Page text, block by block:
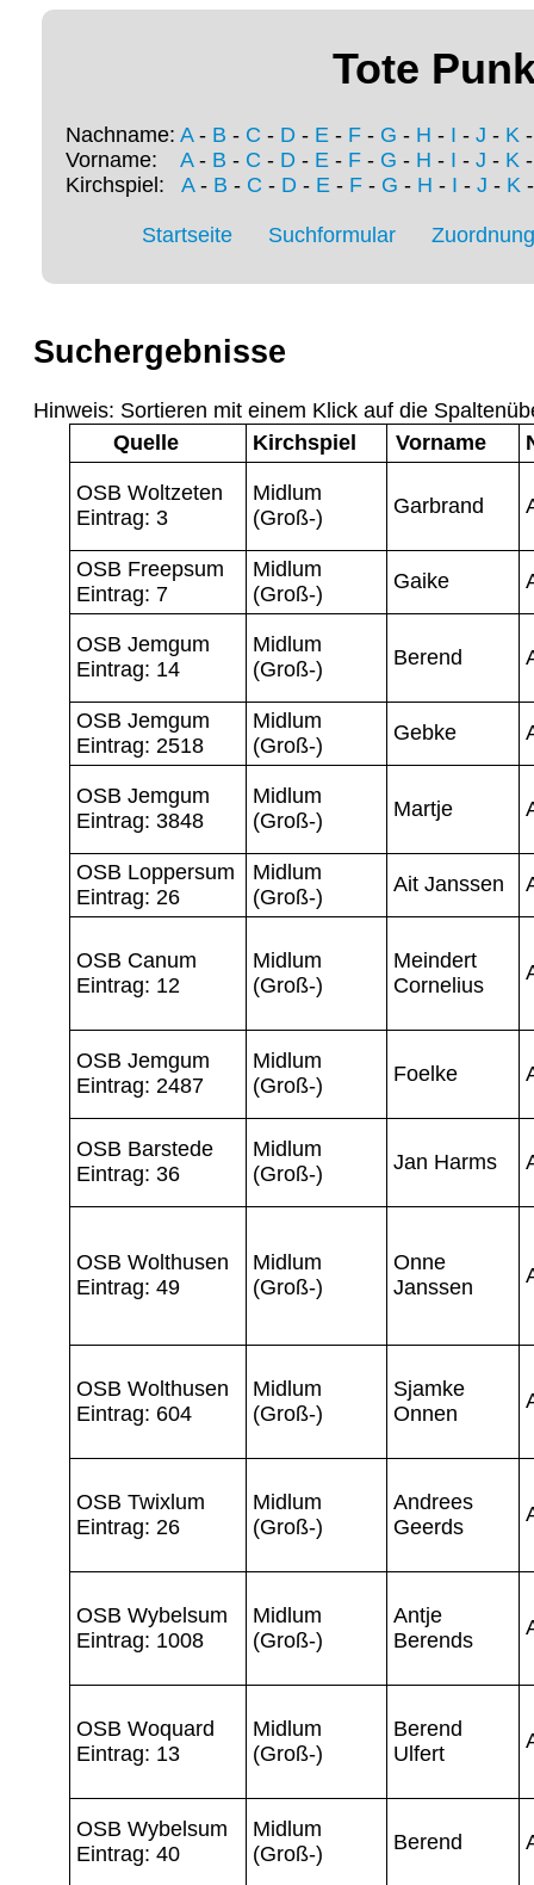
Tote
Nachname: A- B - C - D - E - F - G - H - I - J - K
Vorname: A- B - C - D - E - F - G - H - I - J - K
Kirchspiel: A- B - C - D- E- F- G - H - I - J - K
Startseite Suchformular
Suchergebnisse
Hinweis: Sortieren mit einem Klick auf die
Quelle
Kirchspiel Vorname
OSB Woltzeten
Eintrag: 3
Midlum
(Groß-)
Garbrand
OSB Freepsum
Eintrag: 7
Midlum
(Groß-)
Gaike
OSB Jemgum
Eintrag: 14
Midlum
(Groß-)
Berend
OSB Jemgum
Eintrag: 2518
Midlum
(Groß-)
Gebke
OSB Jemgum
Eintrag: 3848
Midlum
(Groß-)
Martje
OSB Loppersum
Eintrag: 26
Midlum
(Groß-)
Ait Janssen
OSB Canum
Eintrag: 12
Midlum
(Groß-)
Meindert
Cornelius
OSB Jemgum
Eintrag: 2487
Midlum
(Groß-)
Foelke
OSB Barstede
Eintrag: 36
Midlum
(Groß-)
Jan Harms
OSB Wolthusen
Eintrag: 49
Midlum
(Groß-)
Onne
Janssen
OSB Wolthusen
Eintrag: 604
Midlum
(Groß-)
Sjamke
Onnen
OSB Twixlum
Eintrag: 26
Midlum
(Groß-)
Andrees
Geerds
OSB Wybelsum
Eintrag: 1008
Midlum
(Groß-)
Antje
Berends
OSB Woquard
Eintrag: 13
Midlum
(Groß-)
Berend
Ulfert
OSB Wybelsum
Eintrag: 40
Midlum
(Groß-)
Berend